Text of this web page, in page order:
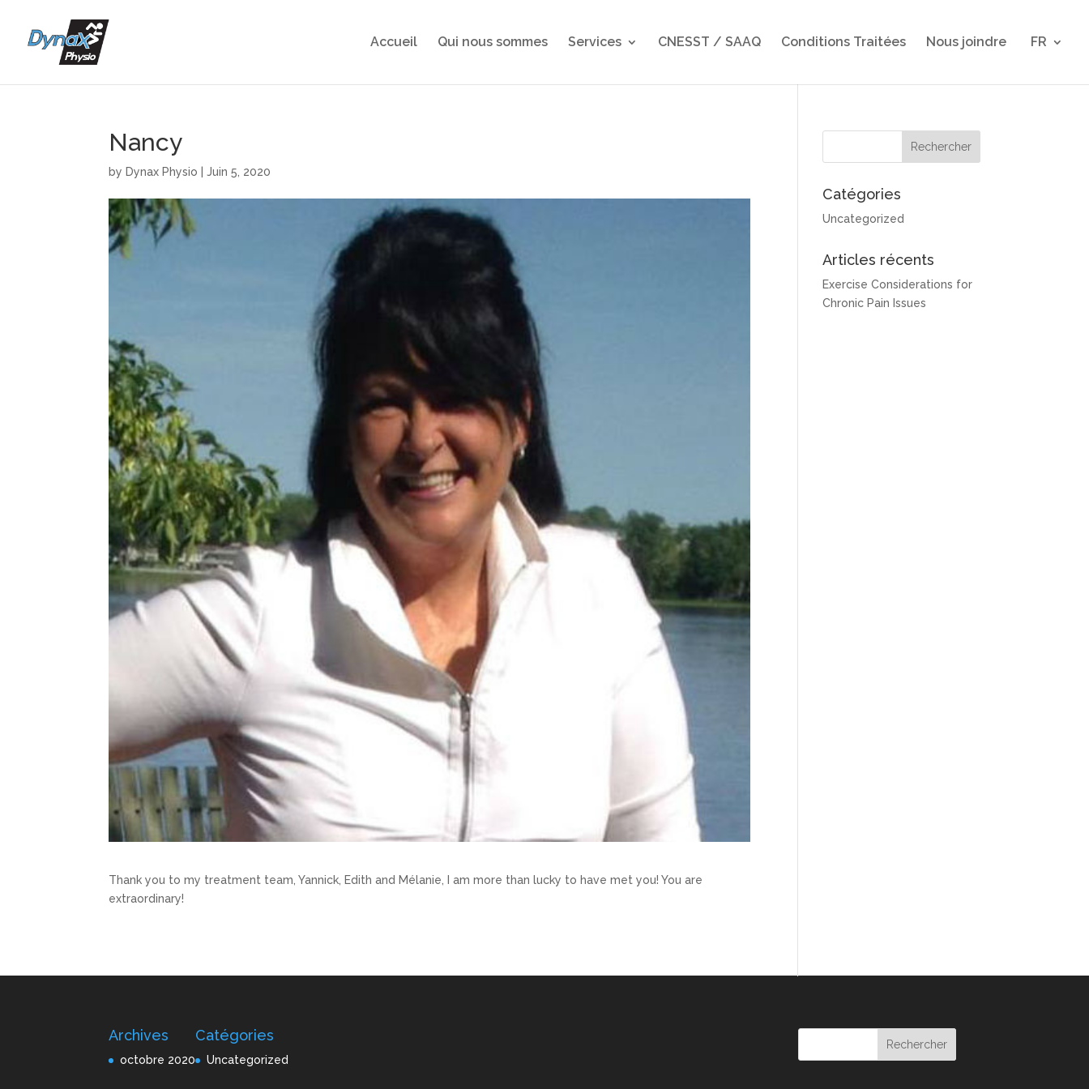
Accueil Qui nous sommes Services CNESST / SAAQ Conditions Traitées Nous joindre FR
Nancy
by Dynax Physio |Juin 5, 2020
Thank you to my treatment team, Yannick, Edith and Mélanie, I am more than lucky to have met you! You are
extraordinary!
Catégories
Uncategorized
Articles récents
Exercise Considerations for
Chronic Pain Issues
Archives
octobre 2020
Catégories
Uncategorized